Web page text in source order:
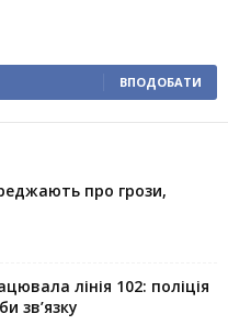
ВПОДОБАТИ
про грози,
лінія 102: поліція
зв’язку